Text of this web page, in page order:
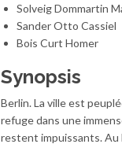
Solveig Dommartin
Sander Otto Cassiel
Bois Curt Homer
Synopsis
Berlin. La ville est
refuge dans une
restent impuissants. Au